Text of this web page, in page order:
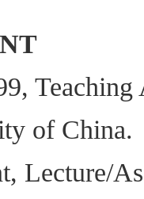
of China.
Lecture/